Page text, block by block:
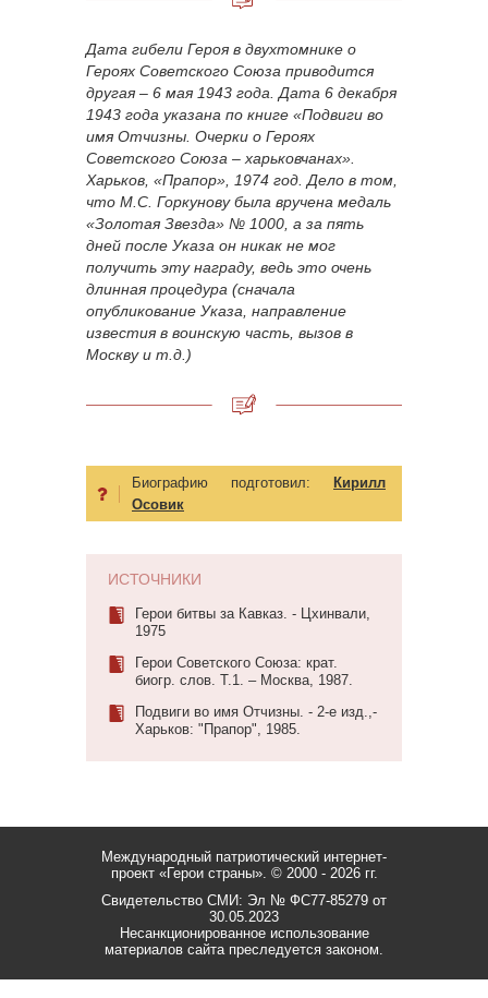
Дата гибели Героя в двухтомнике о
Героях Советского Союза приводится
другая – 6 мая 1943 года. Дата 6 декабря
1943 года указана по книге «Подвиги во
имя Отчизны. Очерки о Героях
Советского Союза – харьковчанах».
Харьков, «Прапор», 1974 год. Дело в том,
что М.С. Горкунову была вручена медаль
«Золотая Звезда» № 1000, а за пять
дней после Указа он никак не мог
получить эту награду, ведь это очень
длинная процедура (сначала
опубликование Указа, направление
известия в воинскую часть, вызов в
Москву и т.д.)
Биографию подготовил:
Кирилл
Осовик
ИСТОЧНИКИ
Герои битвы за Кавказ. - Цхинвали,
1975
Герои Советского Союза: крат.
биогр. слов. Т.1. – Москва, 1987.
Подвиги во имя Отчизны. - 2-е изд.,-
Харьков: "Прапор", 1985.
Международный патриотический интернет-
проект «Герои страны». © 2000 - 2026 гг.
Свидетельство СМИ: Эл № ФС77-85279 от
30.05.2023
Несанкционированное использование
материалов сайта преследуется законом.